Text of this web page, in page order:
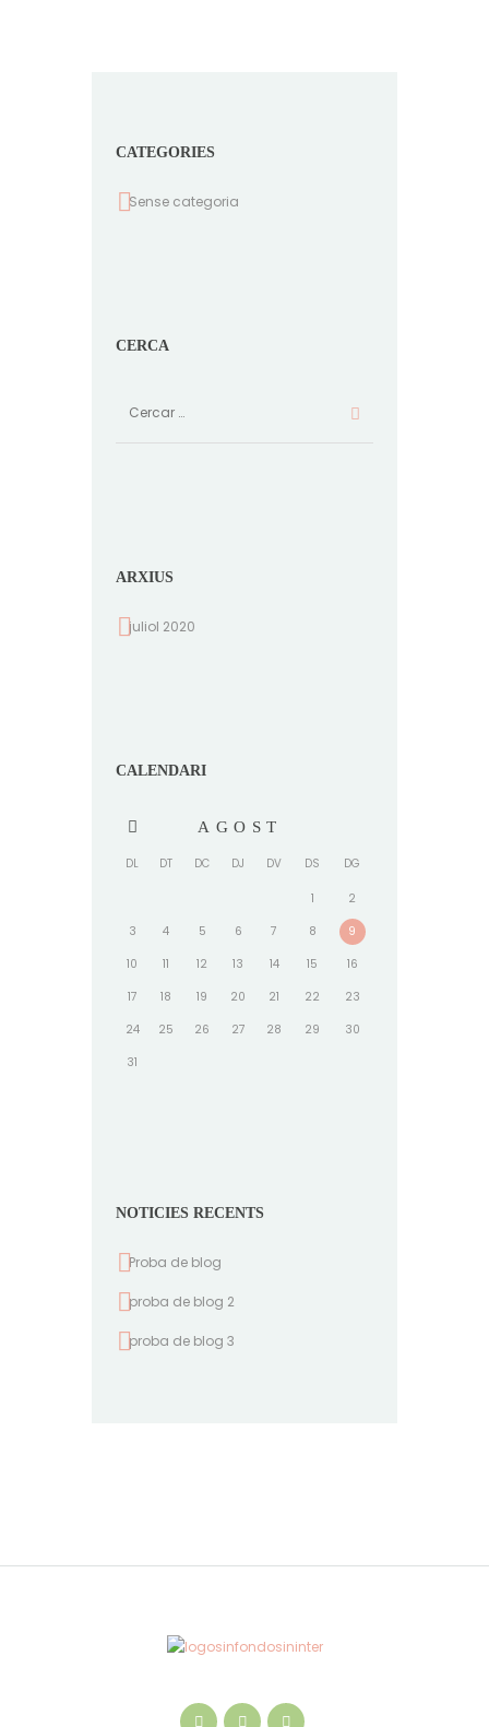
CATEGORIES
Sense categoria
CERCA
ARXIUS
juliol 2020
CALENDARI
AGOST
DL DT DC DJ DV DS DG
1
2
3
4 5 6 7 8
9
10
11 12 13 14 15
16
17
18 19 20 21 22
23
24
25 26 27 28 29
30
31
NOTICIES RECENTS
Proba de blog
proba de blog 2
proba de blog 3